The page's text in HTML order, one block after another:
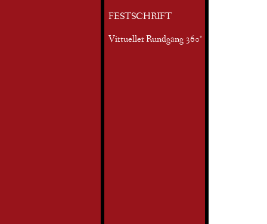
FESTSCHRIFT
Virtueller Rundgang 360°